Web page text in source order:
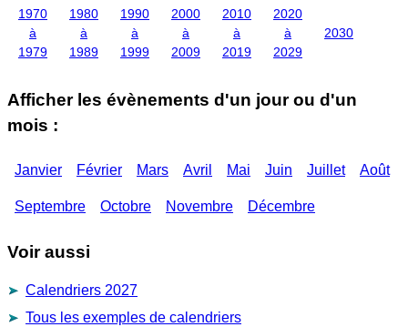
1970
à
1979
1980
à
1989
1990
à
1999
2000
à
2009
2010
à
2019
2020
à
2029
2030
Afficher les évènements d'un jour ou d'un
mois :
Janvier Février Mars Avril Mai Juin Juillet Août
Septembre Octobre Novembre Décembre
Voir aussi
Calendriers 2027
Tous les exemples de calendriers